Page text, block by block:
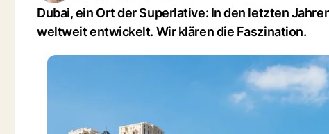
Dubai, ein Ort der Superlative: In den letzten
weltweit entwickelt. Wir klären die Faszination.